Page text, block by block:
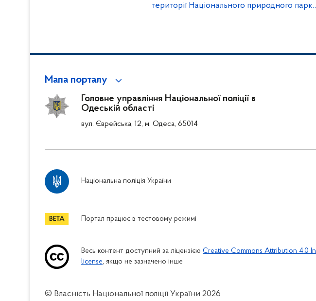
території Національного природного
Мапа порталу
Головне управління Національної поліції в
Одеській області
вул. Єврейська, 12, м. Одеса, 65014
Національна поліція України
Портал працює в тестовому режимі
Весь контент доступний за ліцензією Creative Commons Attribution 4.0
license, якщо не зазначено інше
© Власність Національної поліції України 2026